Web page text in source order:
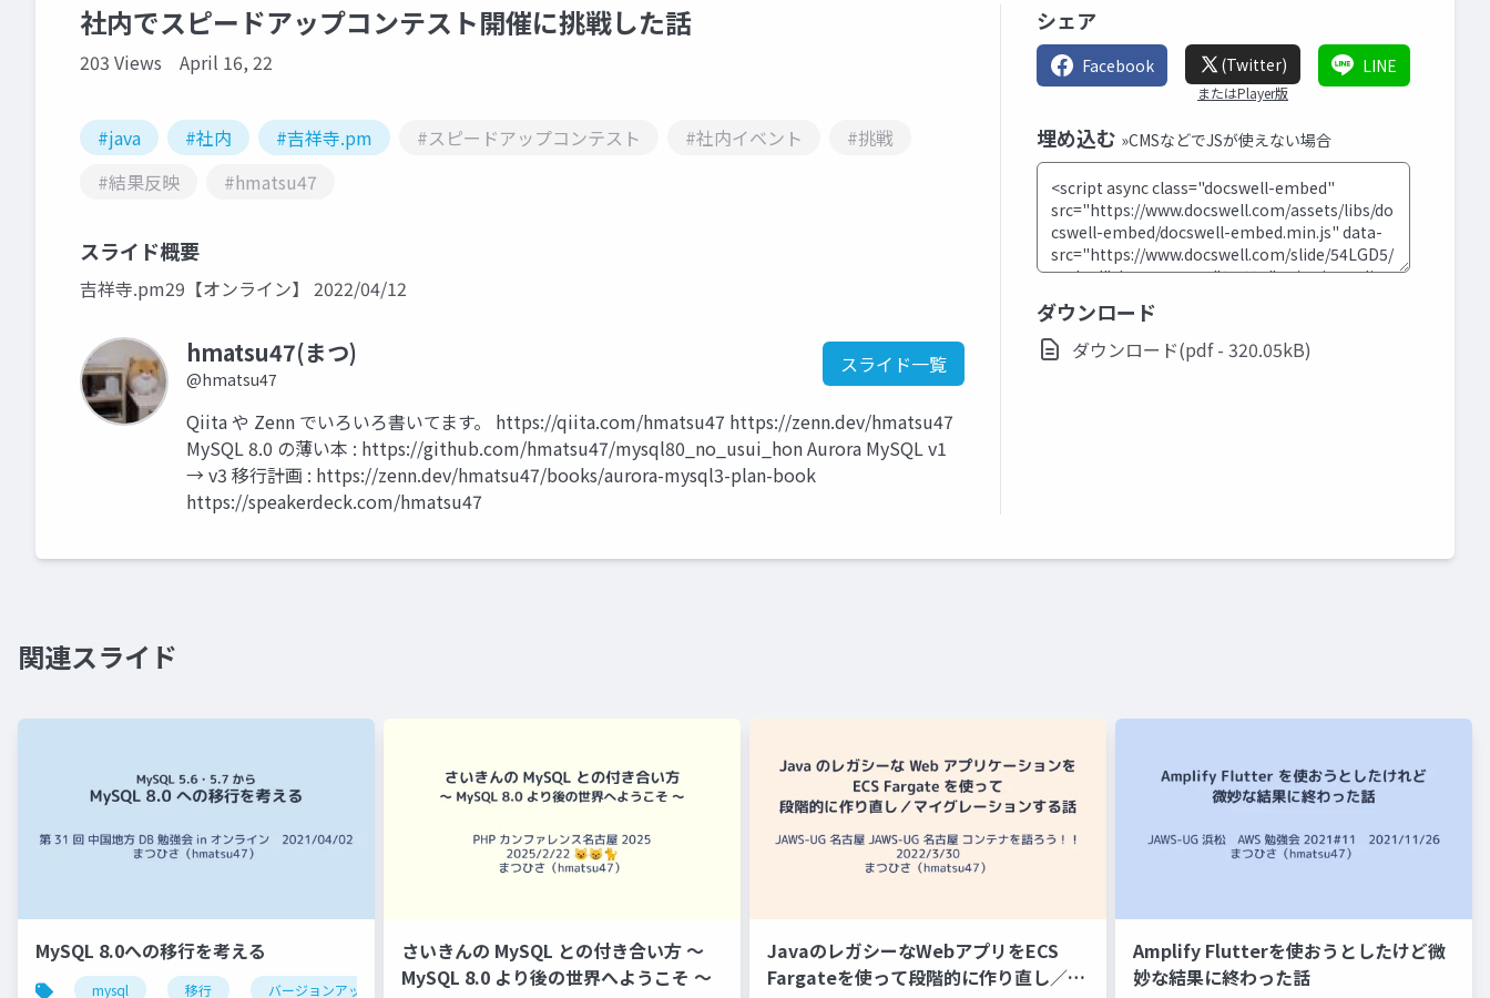
社内でスピードアップコンテスト開催に挑戦した話
203 Views April 16, 22
#java #社内 #吉祥寺.pm #スピードアップコンテスト #社内イベント
#挑戦
#結果反映
#hmatsu47
スライド概要
吉祥寺.pm29【オンライン】 2022/04/12
hmatsu47(まつ)
@hmatsu47
スライド一覧
Qiita や Zenn でいろいろ書いてます。 https://qiita.com/hmatsu47 https://zenn.dev/hmatsu47
MySQL 8.0 の薄い本 : https://github.com/hmatsu47/mysql80_no_usui_hon Aurora MySQL v1
→ v3 移行計画 : https://zenn.dev/hmatsu47/books/aurora-mysql3-plan-book
https://speakerdeck.com/hmatsu47
シェア
Facebook (Twitter)
またはPlayer版
LINE
埋め込む »CMSなどでJSが使えない場合
ダウンロード
ダウンロード(pdf - 320.05kB)
関連スライド
MySQL 8.0への移行を考える
mysql 移行 バージョンアップ 中国地方db勉強会
さいきんの MySQL との付き合い方 〜
MySQL 8.0 より後の世界へようこそ 〜
JavaのレガシーなWebアプリをECS
Fargateを使って段階的に作り直し／マ
Amplify Flutterを使おうとしたけど微
妙な結果に終わった話